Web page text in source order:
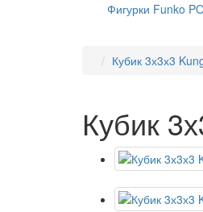
Фигурки Funko
Кубик 3х3х3
Кубик